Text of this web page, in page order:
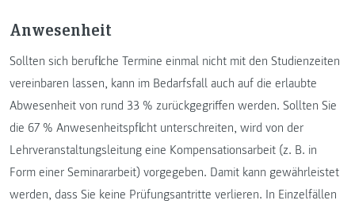
Anwesenheit
Sollten sich berufliche Termine einmal nicht mit den Studienzeiten
vereinbaren lassen, kann im Bedarfsfall auch auf die erlaubte
Abwesenheit von rund 33 % zurückgegriffen werden. Sollten Sie
die 67 % Anwesenheitspflicht unterschreiten, wird von der
Lehrveranstaltungsleitung eine Kompensationsarbeit (z. B. in
Form einer Seminararbeit) vorgegeben. Damit kann gewährleistet
werden, dass Sie keine Prüfungsantritte verlieren. In Einzelfällen